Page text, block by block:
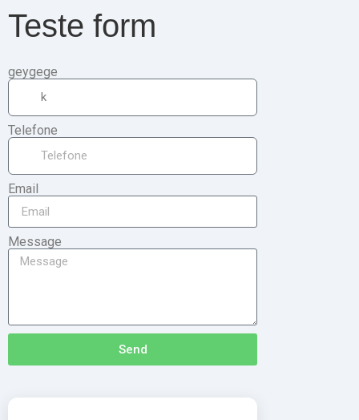
Teste form
geygege
Telefone
Email
Message
Send